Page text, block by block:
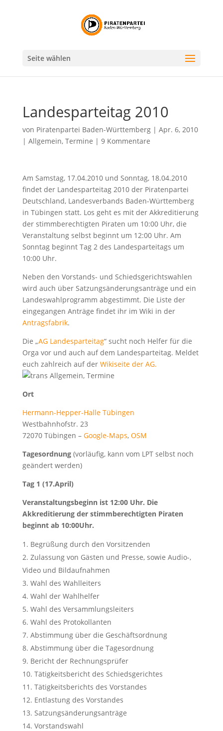
Seite wählen
Landesparteitag 2010
von Piratenpartei Baden-Württemberg| Apr. 6, 2010
| Allgemein, Termine | 9 Kommentare
Am Samstag, 17.04.2010 und Sonntag, 18.04.2010
findet der Landesparteitag 2010 der Piratenpartei
Deutschland, Landesverbands Baden-Württemberg
in Tübingen statt. Los geht es mit der Akkreditierung
der stimmberechtigten Piraten um 10:00 Uhr, die
Veranstaltung selbst beginnt um 12:00 Uhr. Am
Sonntag beginnt Tag 2 des Landesparteitags um
10:00 Uhr.
Neben den Vorstands- und Schiedsgerichtswahlen
wird auch über Satzungsänderungsanträge und ein
Landeswahlprogramm abgestimmt. Die Liste der
eingegangen Anträge findet ihr im Wiki in der
Antragsfabrik.
Die „AG Landesparteitag“ sucht noch Helfer für die
Orga vor und auch auf dem Landesparteitag. Meldet
euch zahlreich auf der Wikiseite der AG.
Ort
Hermann-Hepper-Halle Tübingen
Westbahnhofstr. 23
72070 Tübingen – Google-Maps, OSM
Tagesordnung (vorläufig, kann vom LPT selbst noch
geändert werden)
Tag 1 (17.April)
Veranstaltungsbeginn ist 12:00 Uhr. Die
Akkreditierung der stimmberechtigten Piraten
beginnt ab 10:00Uhr.
Begrüßung durch den Vorsitzenden
Zulassung von Gästen und Presse, sowie Audio-,
Video und Bildaufnahmen
Wahl des Wahlleiters
Wahl der Wahlhelfer
Wahl des Versammlungsleiters
Wahl des Protokollanten
Abstimmung über die Geschäftsordnung
Abstimmung über die Tagesordnung
Bericht der Rechnungsprüfer
Tätigkeitsbericht des Schiedsgerichtes
Tätigkeitsberichts des Vorstandes
Entlastung des Vorstandes
Satzungsänderungsanträge
Vorstandswahl